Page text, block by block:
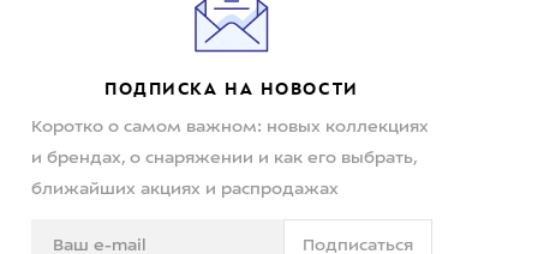
ПОДПИСКА НА НОВОСТИ
Коротко о самом важном: новых коллекциях
и брендах, о снаряжении и как его выбрать,
ближайших акциях и распродажах
Подписаться